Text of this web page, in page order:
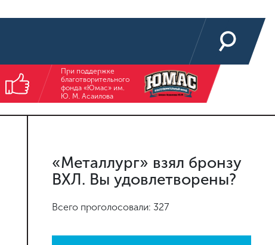
При поддержке
благотворительного
фонда «Юмас» им.
Ю. М. Асаилова
«Металлург» взял бронзу
ВХЛ. Вы удовлетворены?
Всего проголосовали: 327